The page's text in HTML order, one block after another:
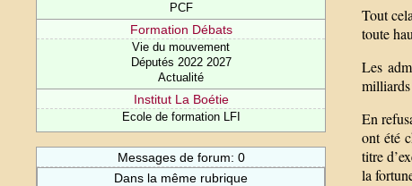
PCF
Formation Débats
Vie du mouvement
Députés 2022 2027
Actualité
Institut La Boétie
Ecole de formation LFI
Messages de forum: 0
Dans la même rubrique
Tout
toute
Les
En
ont été
titre
la